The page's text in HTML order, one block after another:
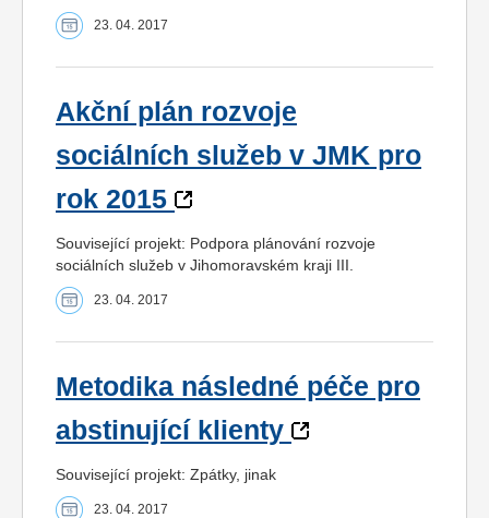
23. 04. 2017
Akční plán rozvoje
sociálních služeb v JMK pro
rok 2015
Související projekt: Podpora plánování rozvoje
sociálních služeb v Jihomoravském kraji III.
23. 04. 2017
Metodika následné péče pro
abstinující klienty
Související projekt: Zpátky, jinak
23. 04. 2017